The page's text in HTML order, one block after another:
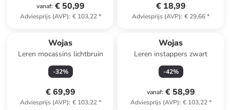
vanaf: € 50,99
Adviesprijs (AVP): € 103,22*
€ 18,99
Adviesprijs (AVP): € 29,66*
Wojas
Leren mocassins lichtbruin
-32%
€ 69,99
Adviesprijs (AVP): € 103,22*
Wojas
Leren instappers zwart
-42%
vanaf: € 58,99
Adviesprijs (AVP): € 103,22*